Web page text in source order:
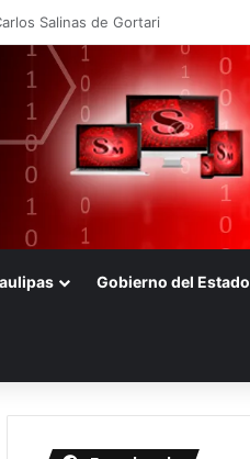
Farming de Bayer en México
Gobierno del Estado